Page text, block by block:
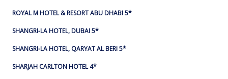
ROYAL M HOTEL & RESORT ABU DHABI 5*
SHANGRI-LA HOTEL, DUBAI 5*
SHANGRI-LA HOTEL, QARYAT AL BERI 5*
SHARJAH CARLTON HOTEL 4*